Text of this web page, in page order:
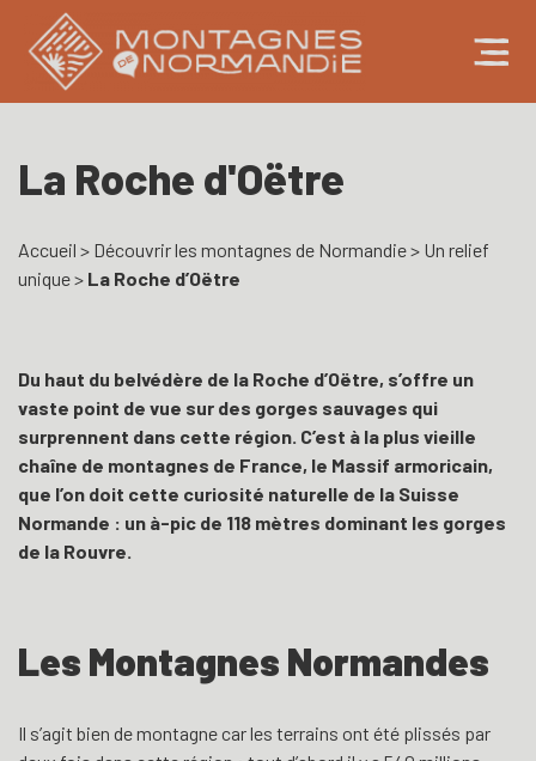
La Roche d'Oëtre
Accueil > Découvrir les montagnes de Normandie> Un relief
unique> La Roche d’Oëtre
Du haut du belvédère de la Roche d’Oëtre, s’offre un
vaste point de vue sur des gorges sauvages qui
surprennent dans cette région. C’est à la plus vieille
chaîne de montagnes de France, le Massif armoricain,
que l’on doit cette curiosité naturelle de la Suisse
Normande : un à-pic de 118 mètres dominant les gorges
de la Rouvre.
Les Montagnes Normandes
Il s’agit bien de montagne car les terrains ont été plissés par